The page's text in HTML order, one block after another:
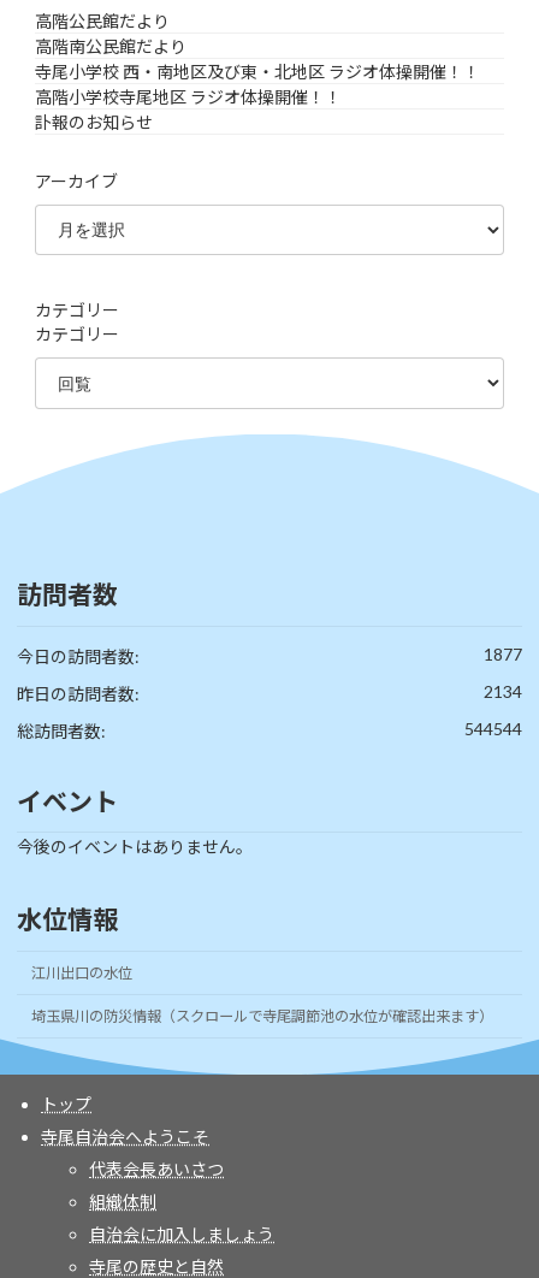
高階公民館だより
高階南公民館だより
寺尾小学校 西・南地区及び東・北地区 ラジオ体操開催！！
高階小学校寺尾地区 ラジオ体操開催！！
訃報のお知らせ
アーカイブ
カテゴリー
カテゴリー
訪問者数
1877
今日の訪問者数:
2134
昨日の訪問者数:
544544
総訪問者数:
イベント
今後のイベントはありません。
水位情報
江川出口の水位
埼玉県川の防災情報（スクロールで寺尾調節池の水位が確認出来ます）
トップ
寺尾自治会へようこそ
代表会長あいさつ
組織体制
自治会に加入しましょう
寺尾の歴史と自然